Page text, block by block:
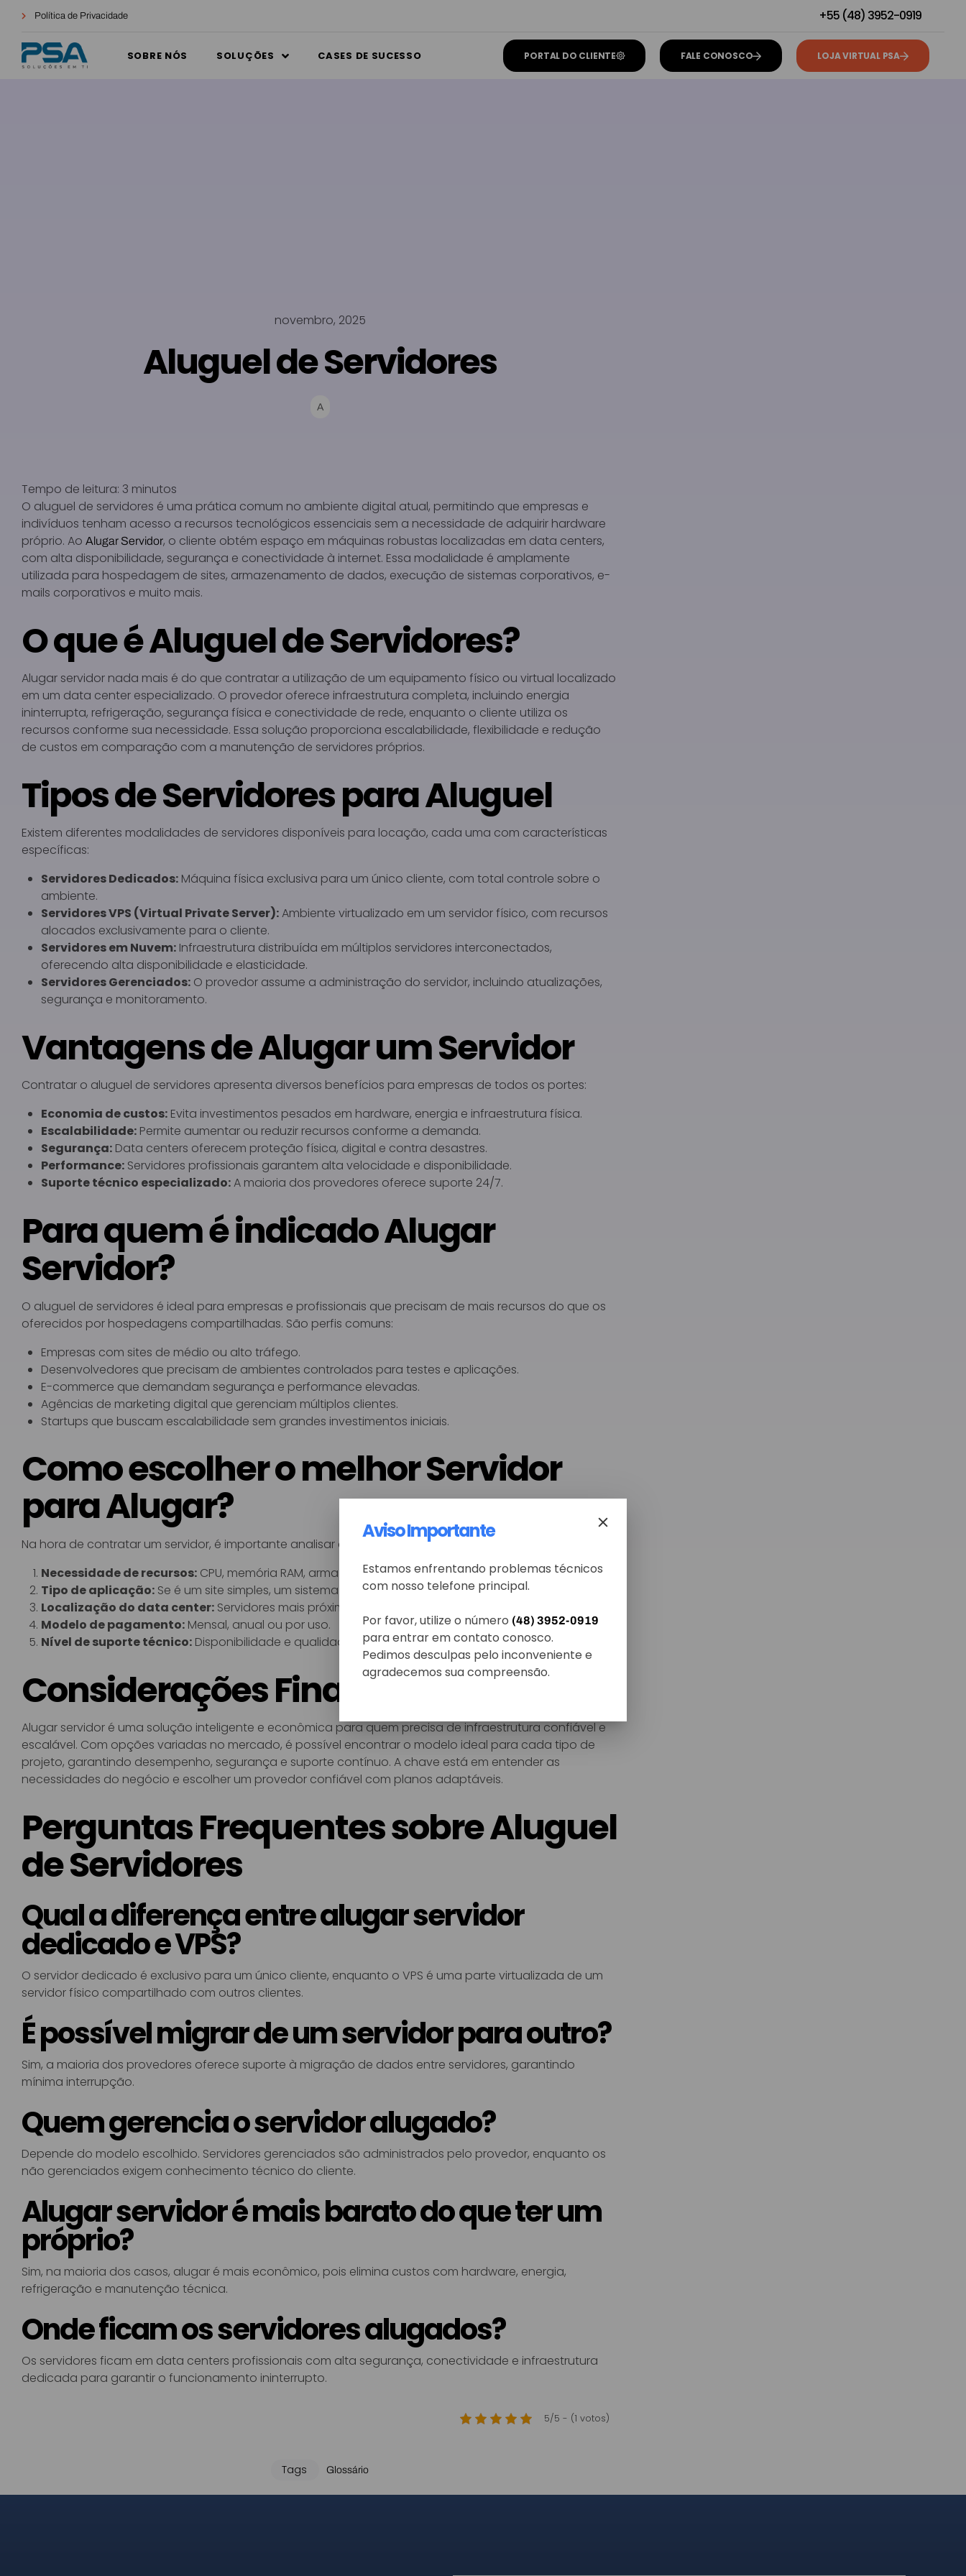
Política de Privacidade +55 (48) 3952-0919
SOBRE NÓS SOLUÇÕES CASES DE SUCESSO PORTAL DO CLIENTE FALE CONOSCO LOJA VIRTUAL PSA
novembro, 2025
Aluguel de Servidores
A
Tempo de leitura: 3 minutos
O aluguel de servidores é uma prática comum no ambiente digital atual, permitindo que empresas e
indivíduos tenham acesso a recursos tecnológicos essenciais sem a necessidade de adquirir hardware
próprio. Ao Alugar Servidor, o cliente obtém espaço em máquinas robustas localizadas em data centers,
com alta disponibilidade, segurança e conectividade à internet. Essa modalidade é amplamente
utilizada para hospedagem de sites, armazenamento de dados, execução de sistemas corporativos, e-
mails corporativos e muito mais.
O que é Aluguel de Servidores?
Alugar servidor nada mais é do que contratar a utilização de um equipamento físico ou virtual localizado
em um data center especializado. O provedor oferece infraestrutura completa, incluindo energia
ininterrupta, refrigeração, segurança física e conectividade de rede, enquanto o cliente utiliza os
recursos conforme sua necessidade. Essa solução proporciona escalabilidade, flexibilidade e redução
de custos em comparação com a manutenção de servidores próprios.
Tipos de Servidores para Aluguel
Existem diferentes modalidades de servidores disponíveis para locação, cada uma com características
específicas:
Servidores Dedicados: Máquina física exclusiva para um único cliente, com total controle sobre o
ambiente.
Servidores VPS (Virtual Private Server):Ambiente virtualizado em um servidor físico, com recursos
alocados exclusivamente para o cliente.
Servidores em Nuvem: Infraestrutura distribuída em múltiplos servidores interconectados,
oferecendo alta disponibilidade e elasticidade.
Servidores Gerenciados: O provedor assume a administração do servidor, incluindo atualizações,
segurança e monitoramento.
Vantagens de Alugar um Servidor
Contratar o aluguel de servidores apresenta diversos benefícios para empresas de todos os portes:
Economia de custos: Evita investimentos pesados em hardware, energia e infraestrutura física.
Escalabilidade: Permite aumentar ou reduzir recursos conforme a demanda.
Segurança: Data centers oferecem proteção física, digital e contra desastres.
Performance: Servidores profissionais garantem alta velocidade e disponibilidade.
Suporte técnico especializado:A maioria dos provedores oferece suporte 24/7.
Para quem é indicado Alugar
Servidor?
O aluguel de servidores é ideal para empresas e profissionais que precisam de mais recursos do que os
oferecidos por hospedagens compartilhadas. São perfis comuns:
Empresas com sites de médio ou alto tráfego.
Desenvolvedores que precisam de ambientes controlados para testes e aplicações.
E-commerce que demandam segurança e performance elevadas.
Agências de marketing digital que gerenciam múltiplos clientes.
Startups que buscam escalabilidade sem grandes investimentos iniciais.
Como escolher o melhor Servidor
para Alugar?
Na hora de contratar um servidor, é importante analisar alguns critérios:
Necessidade de recursos: CPU, memória RAM, armazenamento e largura de banda.
Tipo de aplicação: Se é um site simples, um sistema complexo ou um serviço em tempo real.
Localização do data center: Servidores mais próximos dos usuários finais melhoram a performance.
Modelo de pagamento: Mensal, anual ou por uso.
Nível de suporte técnico: Disponibilidade e qualidade do atendimento.
Considerações Finais
Alugar servidor é uma solução inteligente e econômica para quem precisa de infraestrutura confiável e
escalável. Com opções variadas no mercado, é possível encontrar o modelo ideal para cada tipo de
projeto, garantindo desempenho, segurança e suporte contínuo. A chave está em entender as
necessidades do negócio e escolher um provedor confiável com planos adaptáveis.
Perguntas Frequentes sobre Aluguel
de Servidores
Qual a diferença entre alugar servidor
dedicado e VPS?
O servidor dedicado é exclusivo para um único cliente, enquanto o VPS é uma parte virtualizada de um
servidor físico compartilhado com outros clientes.
É possível migrar de um servidor para outro?
Sim, a maioria dos provedores oferece suporte à migração de dados entre servidores, garantindo
mínima interrupção.
Quem gerencia o servidor alugado?
Depende do modelo escolhido. Servidores gerenciados são administrados pelo provedor, enquanto os
não gerenciados exigem conhecimento técnico do cliente.
Alugar servidor é mais barato do que ter um
próprio?
Sim, na maioria dos casos, alugar é mais econômico, pois elimina custos com hardware, energia,
refrigeração e manutenção técnica.
Onde ficam os servidores alugados?
Os servidores ficam em data centers profissionais com alta segurança, conectividade e infraestrutura
dedicada para garantir o funcionamento ininterrupto.
5/5 - (1 votos)
Tags Glossário
Aviso Importante
Estamos enfrentando problemas técnicos
com nosso telefone principal.
Por favor, utilize o número (48) 3952-0919
para entrar em contato conosco.
Pedimos desculpas pelo inconveniente e
agradecemos sua compreensão.